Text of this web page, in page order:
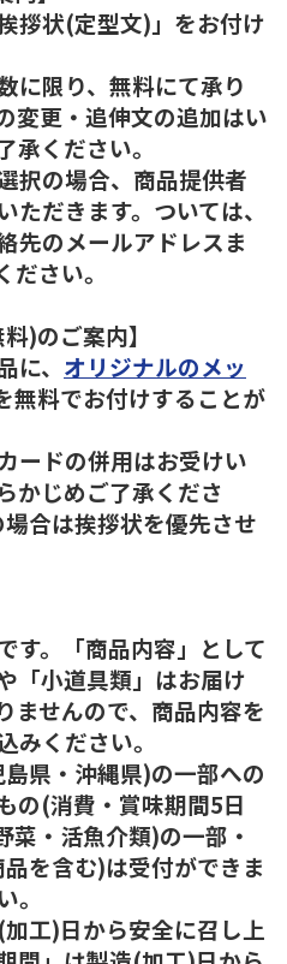
拶状(定型文)」をお付け
に限り、無料にて承り
変更・追伸文の追加はい
承ください。
択の場合、商品提供者
だきます。ついては、
先のメールアドレスま
さい。
)のご案内】
、 オリジナルのメッ
無料でお付けすることが
ードの併用はお受けい
かじめご了承くださ
合は挨拶状を優先させ
す。「商品内容」として
「小道具類」はお届け
ませんので、商品内容を
みください。
県・沖縄県)の一部への
の(消費・賞味期間5日
・活魚介類)の一部・
を含む)は受付ができま
。
工)日から安全に召し上